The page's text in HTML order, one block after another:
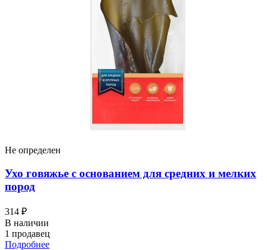
Не определен
Ухо говяжье с основанием для средних и мелких
пород
314 ₽
В наличии
1 продавец
Подробнее